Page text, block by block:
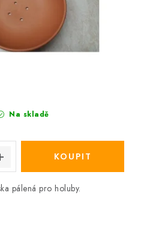
Na skladě
pálená pro holuby.